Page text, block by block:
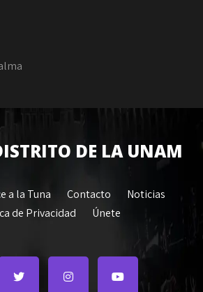
DE LA UNAM
a la Tuna Contacto
Noticias
de Privacidad
Únete